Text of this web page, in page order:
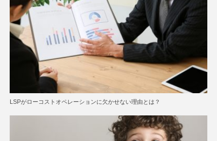
LSPがローコストオペレーションに欠かせない理由とは？